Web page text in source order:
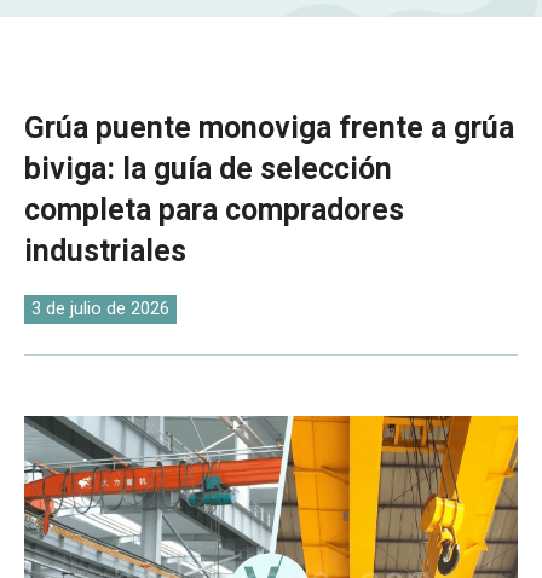
Grúa puente monoviga frente a grúa
biviga: la guía de selección
completa para compradores
industriales
3 de julio de 2026
Kiswahili
Dansk
Norsk
O‘zbekcha